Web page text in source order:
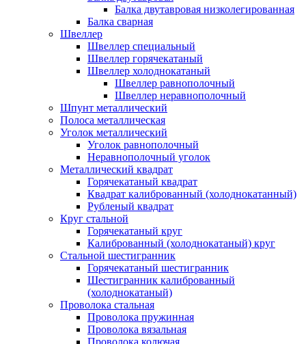
Балка двутавровая низколегированная
Балка сварная
Швеллер
Швеллер специальный
Швеллер горячекатаный
Швеллер холоднокатаный
Швеллер равнополочный
Швеллер неравнополочный
Шпунт металлический
Полоса металлическая
Уголок металлический
Уголок равнополочный
Неравнополочный уголок
Металлический квадрат
Горячекатаный квадрат
Квадрат калиброванный (холоднокатанный)
Рубленый квадрат
Круг стальной
Горячекатаный круг
Калиброванный (холоднокатаный) круг
Стальной шестигранник
Горячекатаный шестигранник
Шестигранник калиброванный
(холоднокатаный)
Проволока стальная
Проволока пружинная
Проволока вязальная